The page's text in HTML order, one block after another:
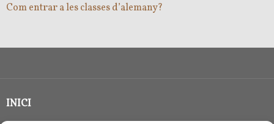
Com entrar a les classes d’alemany?
INICI